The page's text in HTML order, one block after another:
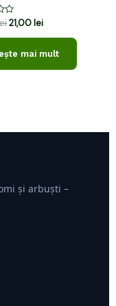
21,00 lei
mai mult
și arbuști –